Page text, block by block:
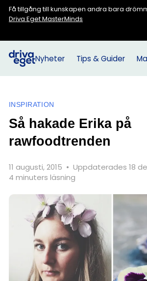
Få tillgång till kunskapen andra bara
Driva Eget MasterMinds
Nyheter Tips & Guider
INSPIRATION
Så hakade Erika på
rawfoodtrenden
11 augusti, 2015 • Uppdaterades 18
4 minuters läsning